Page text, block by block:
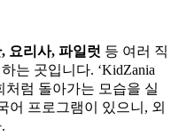
요리사, 파일럿 등 여러 직
는 곳입니다. ‘KidZania
처럼 돌아가는 모습을 실
어 프로그램이 있으니, 외